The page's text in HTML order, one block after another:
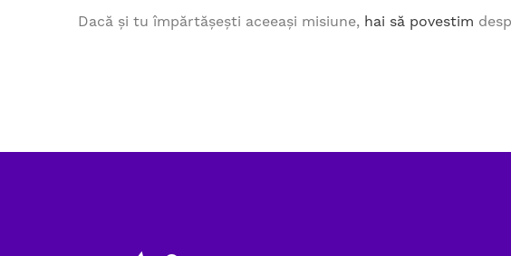
Dacă și tu împărtășești aceeași misiune, hai să povestim